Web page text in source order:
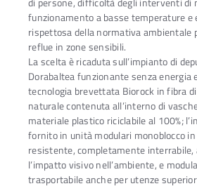
funzionamento a basse temperature e
rispettosa della normativa ambientale
reflue in zone sensibili.
La scelta è ricaduta sull’impianto di
Dorabaltea funzionante senza energia
tecnologia brevettata Biorock in fibra
naturale contenuta all’interno di
materiale plastico riciclabile al 100%;
fornito in unità modulari monoblocco
resistente, completamente interrabile,
l’impatto visivo nell’ambiente, e
trasportabile anche per utenze